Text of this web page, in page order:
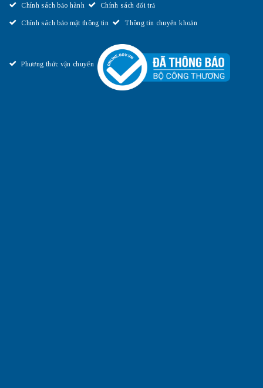
Chính sách bảo hành Chính sách đổi trả
Chính sách bảo mật thông tin Thông tin chuyển khoản
Phương thức vận chuyển